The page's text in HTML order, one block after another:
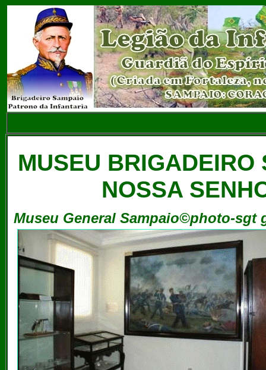
MUSEU BRIGADEIRO
NOSSA
Museu General Sampaio©photo-sgt